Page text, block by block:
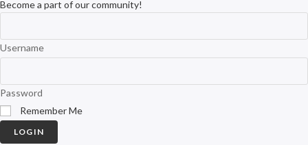
Become a part of our community!
Username
Password
Remember Me
LOGIN